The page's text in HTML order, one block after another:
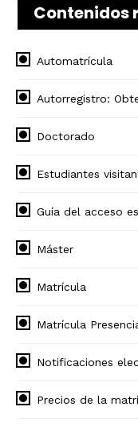
Contenidos
Automatrícula
Autorregistro:
Doctorado
Estudiantes
Guía del acceso
Máster
Matrícula
Matrícula
Notificaciones
Precios de la